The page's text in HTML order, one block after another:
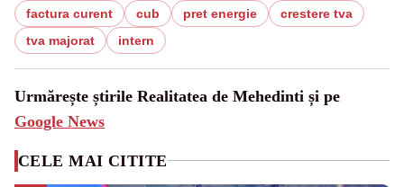
factura curent cub pret energie
crestere tva
tva majorat
intern
Urmărește știrile Realitatea de Mehedinti și pe
Google News
CELE MAI CITITE